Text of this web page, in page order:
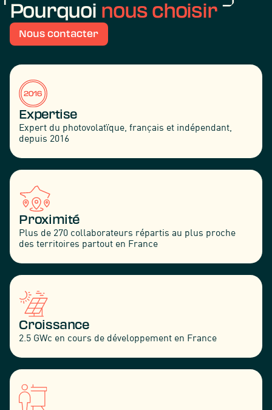
Pourquoi nous choisir
Nous contacter
Expertise
Expert du photovolatïque, français et indépendant,
depuis 2016
Proximité
Plus de 270 collaborateurs répartis au plus proche
des territoires partout en France
Croissance
2.5 GWc en cours de développement en France